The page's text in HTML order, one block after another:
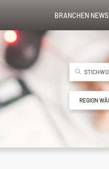
BRANCHEN NEWS